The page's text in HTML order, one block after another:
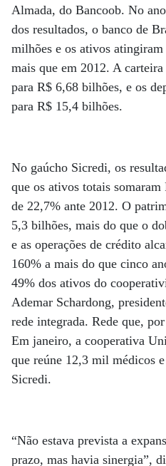
Almada, do Bancoob. No
dos resultados, o banco de
milhões e os ativos
mais que em 2012. A
para R$ 6,68 bilhões, e os
para R$ 15,4 bilhões.
No gaúcho Sicredi, os
que os ativos totais
de 22,7% ante 2012. O
5,3 bilhões, mais do que o
e as operações de crédito
160% a mais do que cinco
49% dos ativos do
Ademar Schardong,
rede integrada. Rede que,
Em janeiro, a cooperativa
que reúne 12,3 mil médicos
Sicredi.
“Não estava prevista a
prazo, mas havia sinergia”,